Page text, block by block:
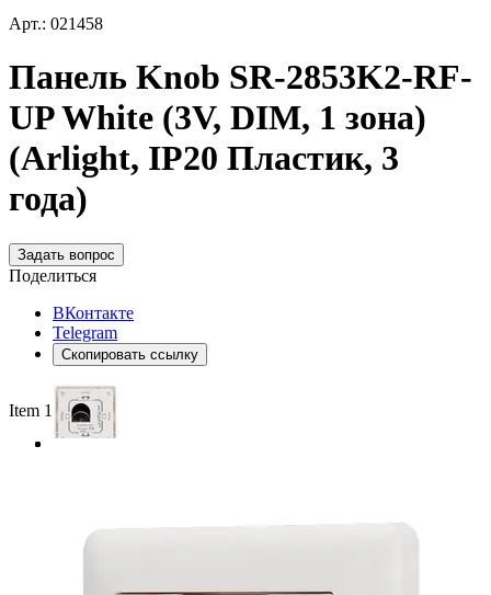
Арт.: 021458
Панель Knob SR-2853K2-RF-
UP White (3V, DIM, 1 зона)
(Arlight, IP20 Пластик, 3
года)
Задать вопрос
Поделиться
ВКонтакте
Telegram
Скопировать ссылку
Item 1 of 3